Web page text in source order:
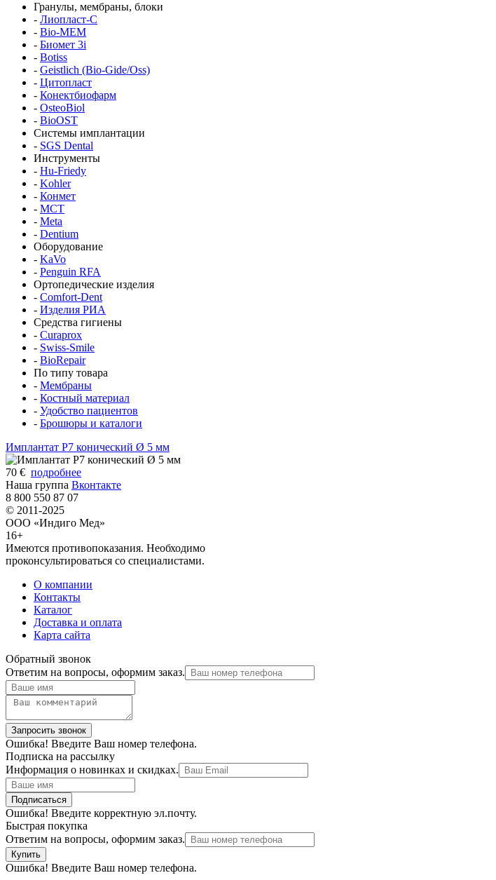
Гранулы, мембраны, блоки
- Лиопласт-С
- Bio-MEM
- Биомет 3i
- Botiss
- Geistlich (Bio-Gide/Oss)
- Цитопласт
- Конектбиофарм
- OsteoBiol
- BioOST
Системы имплантации
- SGS Dental
Инструменты
- Hu-Friedy
- Kohler
- Конмет
- MCT
- Meta
- Dentium
Оборудование
- KaVo
- Penguin RFA
Ортопедические изделия
- Comfort-Dent
- Изделия РИА
Средства гигиены
- Curaprox
- Swiss-Smile
- BioRepair
По типу товара
- Мембраны
- Костный материал
- Удобство пациентов
- Брошюры и каталоги
Имплантат P7 конический Ø 5 мм
70 € подробнее
Наша группа Вконтакте
8 800 550 87 07
© 2011-2025
ООО «Индиго Мед»
16+
Имеются противопоказания. Необходимо
проконсультироваться со специалистами.
О компании
Контакты
Каталог
Доставка и оплата
Карта сайта
Обратный звонок
Ответим на вопросы, оформим заказ.
Ошибка! Введите Ваш номер телефона.
Подписка на рассылку
Информация о новинках и скидках.
Ошибка! Введите корректную эл.почту.
Быстрая покупка
Ответим на вопросы, оформим заказ.
Ошибка! Введите Ваш номер телефона.